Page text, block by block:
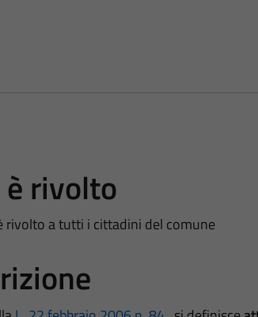
rivolto
rivolto a tutti i cittadini del comune